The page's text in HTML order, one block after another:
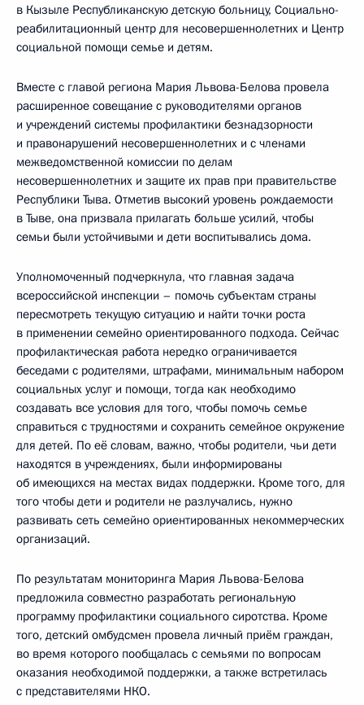
в Кызыле Республиканскую детскую больницу, Социально-
реабилитационный центр для несовершеннолетних и Центр
социальной помощи семье и детям.
Вместе с главой региона Мария Львова-Белова провела
расширенное совещание с руководителями органов
и учреждений системы профилактики безнадзорности
и правонарушений несовершеннолетних и с членами
межведомственной комиссии по делам
несовершеннолетних и защите их прав при правительстве
Республики Тыва. Отметив высокий уровень рождаемости
в Тыве, она призвала прилагать больше усилий, чтобы
семьи были устойчивыми и дети воспитывались дома.
Уполномоченный подчеркнула, что главная задача
всероссийской инспекции – помочь субъектам страны
пересмотреть текущую ситуацию и найти точки роста
в применении семейно ориентированного подхода. Сейчас
профилактическая работа нередко ограничивается
беседами с родителями, штрафами, минимальным набором
социальных услуг и помощи, тогда как необходимо
создавать все условия для того, чтобы помочь семье
справиться с трудностями и сохранить семейное окружение
для детей. По её словам, важно, чтобы родители, чьи дети
находятся в учреждениях, были информированы
об имеющихся на местах видах поддержки. Кроме того, для
того чтобы дети и родители не разлучались, нужно
развивать сеть семейно ориентированных некоммерческих
организаций.
По результатам мониторинга Мария Львова-Белова
предложила совместно разработать региональную
программу профилактики социального сиротства. Кроме
того, детский омбудсмен провела личный приём граждан,
во время которого пообщалась с семьями по вопросам
оказания необходимой поддержки, а также встретилась
с представителями НКО.